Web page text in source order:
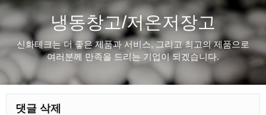
냉동창고/저온저장고
신화테크는 더 좋은 제품과 서비스, 그리고 최고의 제품으로
여러분께 만족을 드리는 기업이 되겠습니다.
댓글 삭제